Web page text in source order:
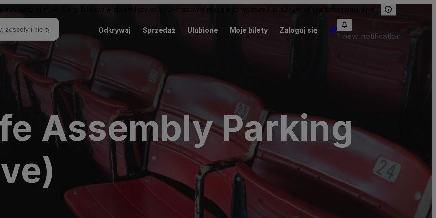
biletów. Ceny biletów w sprzedaży odsprzedażowej mogą być wyższe lub niższe od wartości nominalnej.
Odkrywaj Sprzedaż Ulubione Moje bilety Zaloguj się
1 new notification
Assembly Parking